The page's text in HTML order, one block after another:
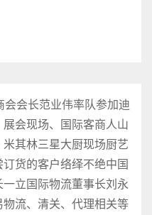
会长范业伟率队参加迪
会现场、国际客商人山
其林三星大厨现场厨艺
货的客户络绎不绝中国
立国际物流董事长刘永
流、清关、代理相关等